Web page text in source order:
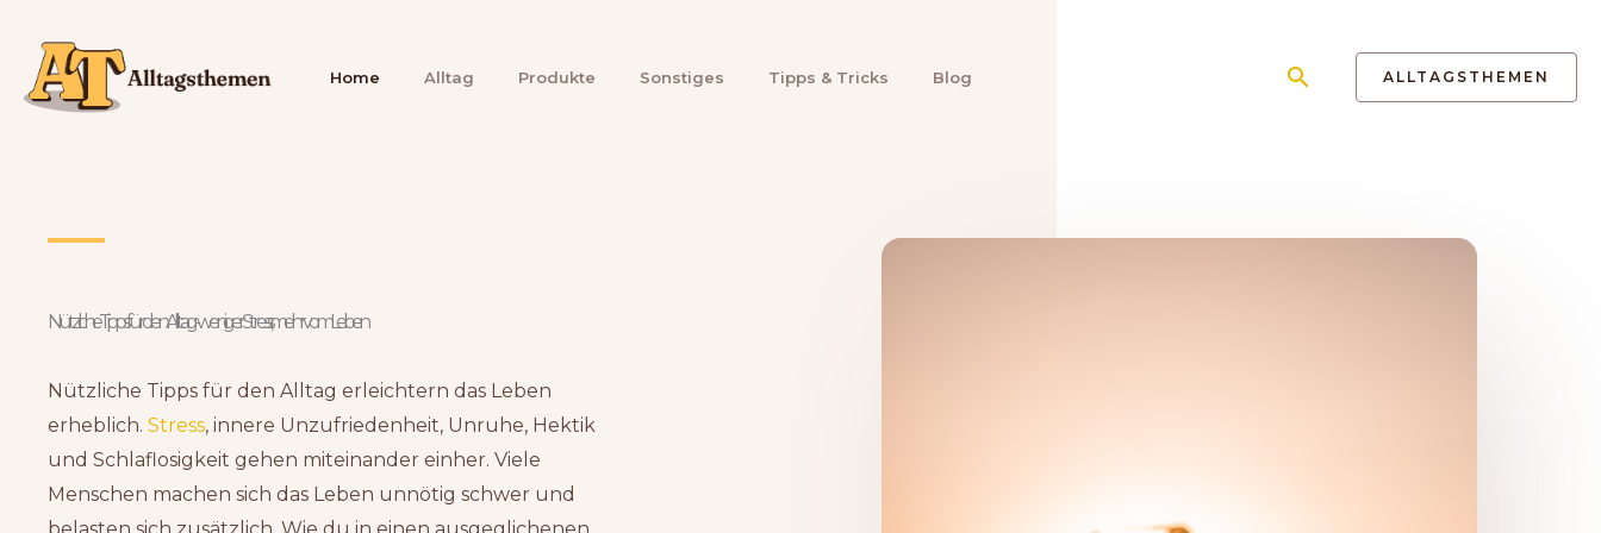
Inhalt
springen
Home Alltag Produkte Sonstiges Tipps & Tricks Blog SuchenALLTAGSTHEMEN
Nützliche Tipps für den Alltag - weniger Stress, mehr vom Leben
Nützliche Tipps für den Alltag erleichtern das Leben
erheblich. Stress, innere Unzufriedenheit, Unruhe, Hektik
und Schlaflosigkeit gehen miteinander einher. Viele
Menschen machen sich das Leben unnötig schwer und